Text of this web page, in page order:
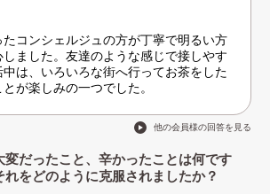
コンシェルジュの方が丁寧で明るい方
ました。友達のような感じで接しやす
は、いろいろな街へ行ってお茶をした
が楽しみの一つでした。
他の会員様の回答を見る
変だったこと、辛かったことは何です
をどのように克服されましたか？